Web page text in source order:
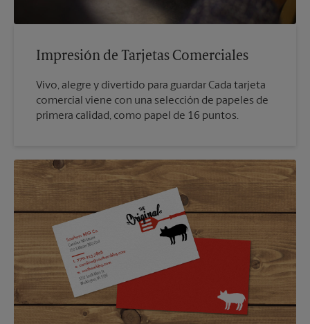
Impresión de Tarjetas Comerciales
Vivo, alegre y divertido para guardar Cada tarjeta
comercial viene con una selección de papeles de
primera calidad, como papel de 16 puntos.